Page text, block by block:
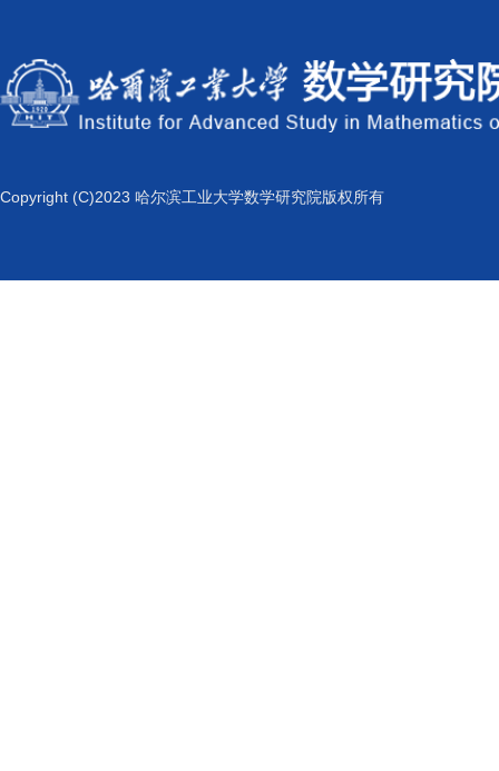
Copyright (C)2023 哈尔滨工业大学数学研究院版权所有